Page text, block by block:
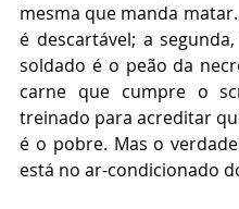
mesma que manda
é descartável; a
soldado é o peão da
carne que cumpre o
treinado para acreditar
é o pobre. Mas o
está no ar-condicionado